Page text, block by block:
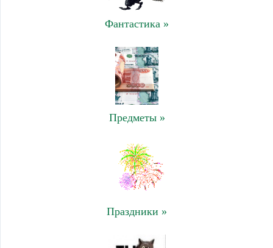
Фантастика »
Предметы »
Праздники »